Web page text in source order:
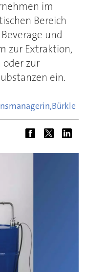
im
Bereich
und
zur Extraktion,
zur
ein.
Bürkle